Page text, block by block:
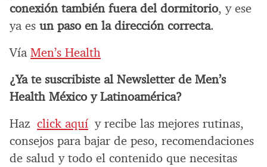
conexión también fuera del dormitorio, y ese
ya es un paso en la dirección correcta.
Vía Men’s Health
¿Ya te suscribiste al Newsletter de Men’s
Health México y Latinoamérica?
Haz click aquí y recibe las mejores rutinas,
consejos para bajar de peso, recomendaciones
de salud y todo el contenido que necesitas